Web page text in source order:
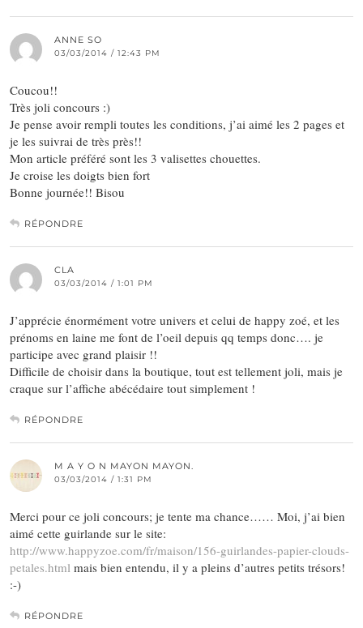
ANNE SO
03/03/2014 / 12:43 PM
Coucou!!
Très joli concours :)
Je pense avoir rempli toutes les conditions, j’ai aimé les 2 pages et
je les suivrai de très près!!
Mon article préféré sont les 3 valisettes chouettes.
Je croise les doigts bien fort
Bonne journée!! Bisou
RÉPONDRE
CLA
03/03/2014 / 1:01 PM
J’apprécie énormément votre univers et celui de happy zoé, et les
prénoms en laine me font de l’oeil depuis qq temps donc…. je
participe avec grand plaisir !!
Difficile de choisir dans la boutique, tout est tellement joli, mais je
craque sur l’affiche abécédaire tout simplement !
RÉPONDRE
M A Y O N MAYON MAYON.
03/03/2014 / 1:31 PM
Merci pour ce joli concours; je tente ma chance…… Moi, j’ai bien
aimé cette guirlande sur le site:
http://www.happyzoe.com/fr/maison/156-guirlandes-papier-clouds-
petales.html mais bien entendu, il y a pleins d’autres petits trésors!
:-)
RÉPONDRE